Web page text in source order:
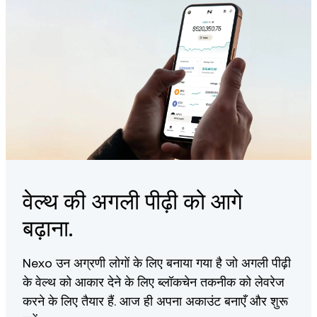
Enter the amount and complete the transaction
You can buy AAVE with crypto, debit/credit card, or bank
transfer, depending on regional availability.
वेल्थ की अगली पीढ़ी को आगे
बढ़ाना.
Nexo उन अग्रणी लोगों के लिए बनाया गया है जो अगली पीढ़ी
के वेल्थ को आकार देने के लिए ब्लॉकचेन तकनीक को लेवरेज
करने के लिए तैयार हैं. आज ही अपना अकाउंट बनाएँ और शुरू